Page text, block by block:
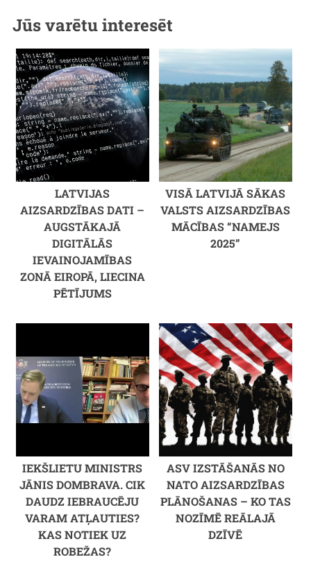
Jūs varētu interesēt
LATVIJAS
AIZSARDZĪBAS DATI –
AUGSTĀKAJĀ
DIGITĀLĀS
IEVAINOJAMĪBAS
ZONĀ EIROPĀ, LIECINA
PĒTĪJUMS
VISĀ LATVIJĀ SĀKAS
VALSTS AIZSARDZĪBAS
MĀCĪBAS “NAMEJS
2025”
IEKŠLIETU MINISTRS
JĀNIS DOMBRAVA. CIK
DAUDZ IEBRAUCĒJU
VARAM ATĻAUTIES?
KAS NOTIEK UZ
ROBEŽAS?
ASV IZSTĀŠANĀS NO
NATO AIZSARDZĪBAS
PLĀNOŠANAS – KO TAS
NOZĪMĒ REĀLAJĀ
DZĪVĒ